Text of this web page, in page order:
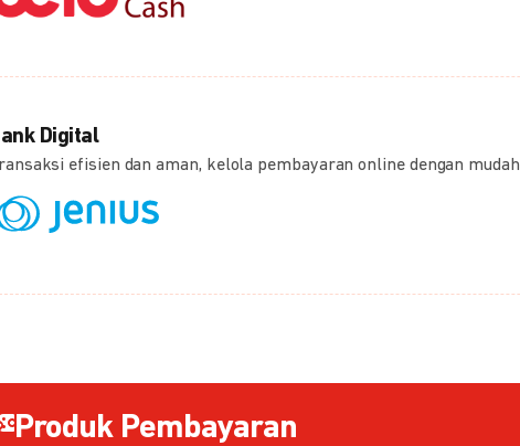
Digital
efisien dan aman, kelola pembayaran online dengan mudah
Produk Pembayaran